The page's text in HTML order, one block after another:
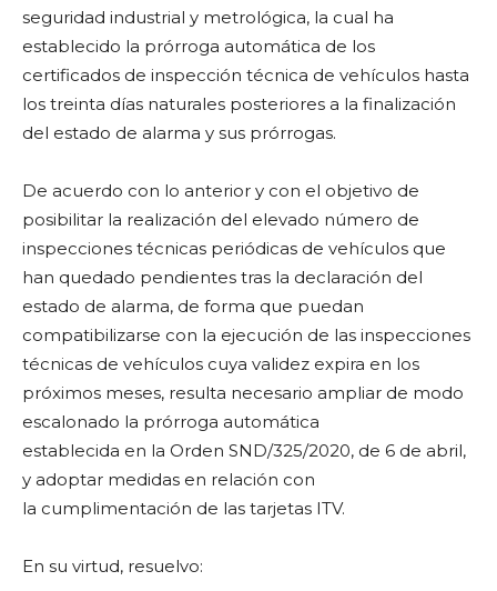
seguridad industrial y metrológica, la cual ha
establecido la prórroga automática de los
certificados de inspección técnica de vehículos hasta
los treinta días naturales posteriores a la finalización
del estado de alarma y sus prórrogas.
De acuerdo con lo anterior y con el objetivo de
posibilitar la realización del elevado número de
inspecciones técnicas periódicas de vehículos que
han quedado pendientes tras la declaración del
estado de alarma, de forma que puedan
compatibilizarse con la ejecución de las inspecciones
técnicas de vehículos cuya validez expira en los
próximos meses, resulta necesario ampliar de modo
escalonado la prórroga automática
establecida en la Orden SND/325/2020, de 6 de abril,
y adoptar medidas en relación con
la cumplimentación de las tarjetas ITV.
En su virtud, resuelvo: